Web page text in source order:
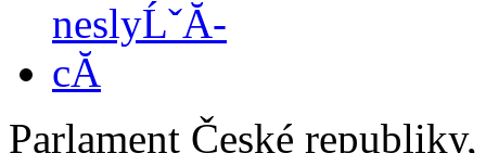
Parlament České